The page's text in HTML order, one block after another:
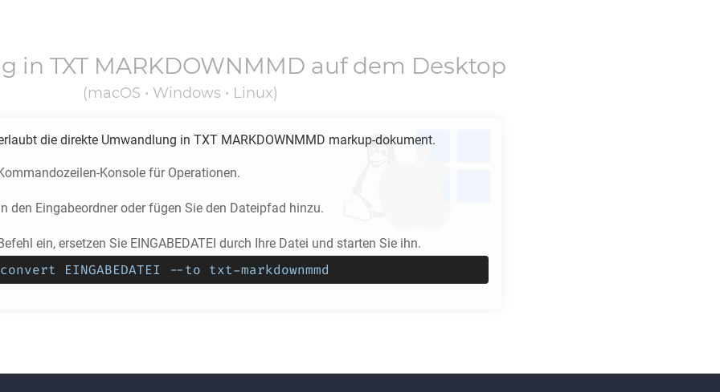
in TXT MARKDOWNMMD auf dem Desktop
(macOS • Windows • Linux)
die direkte Umwandlung in TXT MARKDOWNMMD markup-dokument.
Konsole für Operationen.
den Eingabeordner oder fügen Sie den Dateipfad hinzu.
ein, ersetzen Sie EINGABEDATEI durch Ihre Datei und starten Sie ihn.
EINGABEDATEI --to txt-markdownmmd